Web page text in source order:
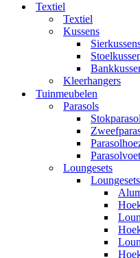
Textiel
Textiel
Kussens
Kleerhangers
Tuinmeubelen
Parasols
Loungesets
Loungesets